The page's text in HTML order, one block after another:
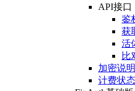
API接口
鉴
获
活
比
加密说明
计费状